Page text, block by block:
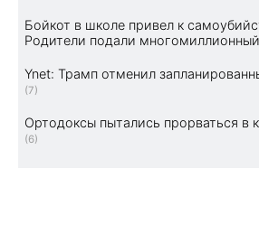
Бойкот в школе привел к
Родители подали
Ynet: Трамп отменил
(7)
Ортодоксы пытались прорваться в
(6)